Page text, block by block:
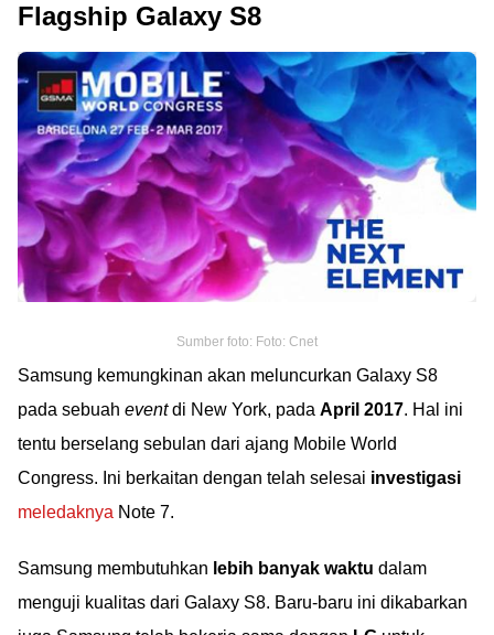
Flagship Galaxy S8
Sumber foto: Foto: Cnet
Samsung kemungkinan akan meluncurkan Galaxy S8
pada sebuah eventdi New York, pada April 2017. Hal ini
tentu berselang sebulan dari ajang Mobile World
Congress. Ini berkaitan dengan telah selesai investigasi
meledaknya Note 7.
Samsung membutuhkan lebih banyak waktu dalam
menguji kualitas dari Galaxy S8. Baru-baru ini dikabarkan